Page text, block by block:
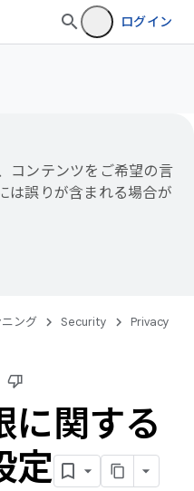
ログイン
コンテンツをご希望の言
は誤りが含まれる場合が
ング Security
Privacy
に関する
定